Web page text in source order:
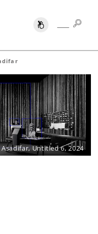
SUCHE
Untitled 6, 2024